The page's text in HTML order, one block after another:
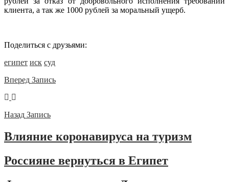
клиента, а так же 1000 рублей за моральный ущерб.
Поделиться с друзьями:
египет иск суд
Вперед Запись
Назад Запись
Влияние коронавируса на туризм
Россияне вернуться в Египет